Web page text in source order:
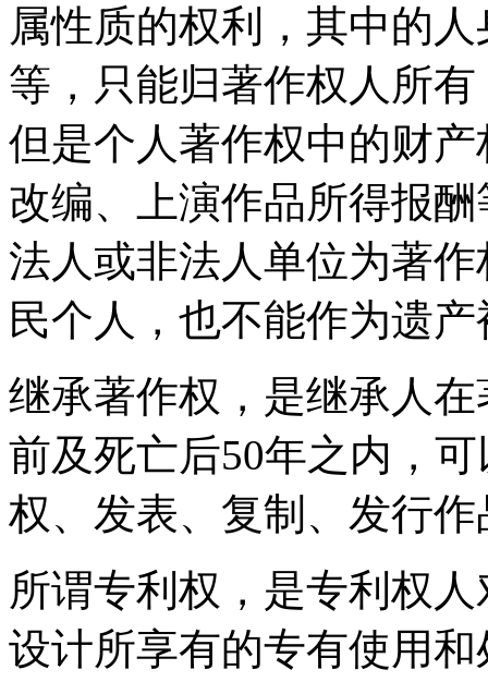
属性质的权利，其中的
等，只能归著作权人所
但是个人著作权中的财
改编、上演作品所得报
法人或非法人单位为著
民个人，也不能作为遗
继承著作权，是继承人
前及死亡后50年之内，
权、发表、复制、发行
所谓专利权，是专利权
设计所享有的专有使用